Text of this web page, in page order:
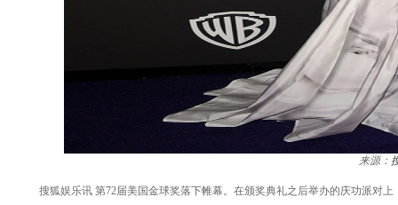
来源：
搜狐娱乐讯 第72届美国金球奖落下帷幕。在颁奖典礼之后举办的庆功派对